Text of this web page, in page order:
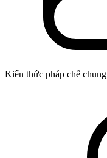
Kiến thức pháp chế chung